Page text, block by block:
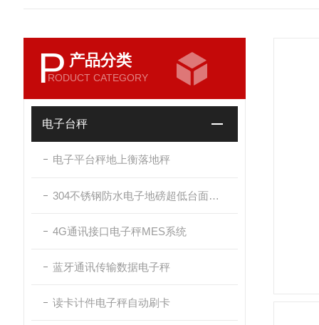
P 产品分类
RODUCT CATEGORY
电子台秤
电子平台秤地上衡落地秤
304不锈钢防水电子地磅超低台面带斜坡
4G通讯接口电子秤MES系统
蓝牙通讯传输数据电子秤
读卡计件电子秤自动刷卡